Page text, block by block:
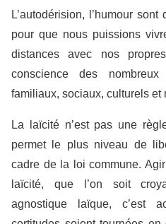
L’autodérision, l’humour
pour que nous puissions
distances avec nos
conscience des nombreux
familiaux, sociaux, culturels et
La laïcité n’est pas une
permet le plus niveau de
cadre de la loi commune.
laïcité, que l’on soit
agnostique laïque, c’est